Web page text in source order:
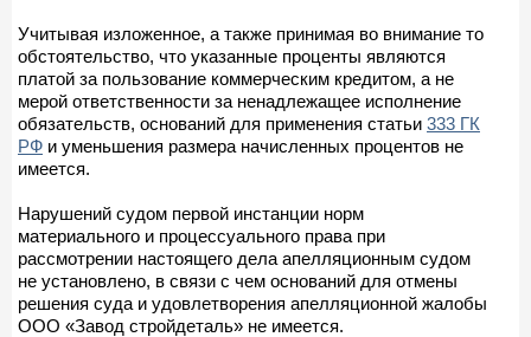
Учитывая изложенное, а также принимая во внимание то
обстоятельство, что указанные проценты являются
платой за пользование коммерческим кредитом, а не
мерой ответственности за ненадлежащее исполнение
обязательств, оснований для применения статьи 333 ГК
РФ и уменьшения размера начисленных процентов не
имеется.
Нарушений судом первой инстанции норм
материального и процессуального права при
рассмотрении настоящего дела апелляционным судом
не установлено, в связи с чем оснований для отмены
решения суда и удовлетворения апелляционной жалобы
ООО «Завод стройдеталь» не имеется.